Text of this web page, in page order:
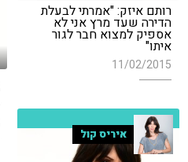
רותם איזק: "אמרתי לבעלת
הדירה שעד מרץ אני לא
אספיק למצוא חבר לגור
איתו"
11/02/2015
איריס קול